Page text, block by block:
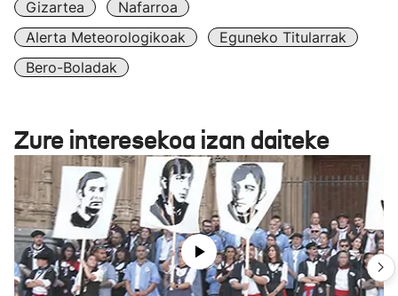
Gizartea
Nafarroa
Alerta Meteorologikoak
Eguneko Titularrak
Bero-Boladak
Zure interesekoa izan daiteke